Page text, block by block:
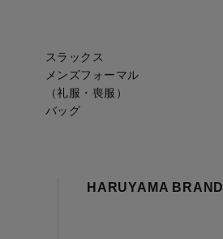
スラックス
メンズフォーマル
（礼服・喪服）
バッグ
HARUYAMA BRAND